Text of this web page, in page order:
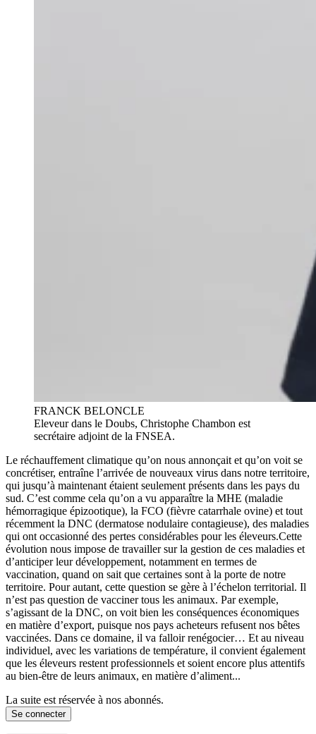
FRANCK BELONCLE
Eleveur dans le Doubs, Christophe Chambon est
secrétaire adjoint de la FNSEA.
Le réchauffement climatique qu’on nous annonçait et qu’on voit se
concrétiser, entraîne l’arrivée de nouveaux virus dans notre territoire,
qui jusqu’à maintenant étaient seulement présents dans les pays du
sud. C’est comme cela qu’on a vu apparaître la MHE (maladie
hémorragique épizootique), la FCO (fièvre catarrhale ovine) et tout
récemment la DNC (dermatose nodulaire contagieuse), des maladies
qui ont occasionné des pertes considérables pour les éleveurs.Cette
évolution nous impose de travailler sur la gestion de ces maladies et
d’anticiper leur développement, notamment en termes de
vaccination, quand on sait que certaines sont à la porte de notre
territoire. Pour autant, cette question se gère à l’échelon territorial. Il
n’est pas question de vacciner tous les animaux. Par exemple,
s’agissant de la DNC, on voit bien les conséquences économiques
en matière d’export, puisque nos pays acheteurs refusent nos bêtes
vaccinées. Dans ce domaine, il va falloir renégocier… Et au niveau
individuel, avec les variations de température, il convient également
que les éleveurs restent professionnels et soient encore plus attentifs
au bien-être de leurs animaux, en matière d’aliment...
La suite est réservée à nos abonnés.
Se connecter